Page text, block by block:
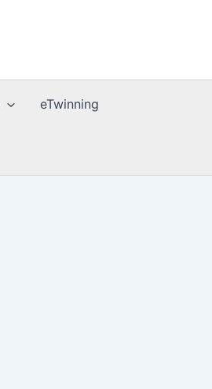
eTwinning